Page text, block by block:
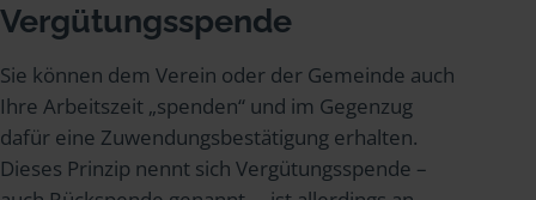
Vergütungsspende
Sie können dem Verein oder der Gemeinde auch
Ihre Arbeitszeit „spenden“ und im Gegenzug
dafür eine Zuwendungsbestätigung erhalten.
Dieses Prinzip nennt sich Vergütungsspende –